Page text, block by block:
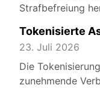
Strafbefreiung
Tokenisierte
23. Juli 2026
Die
zunehmende